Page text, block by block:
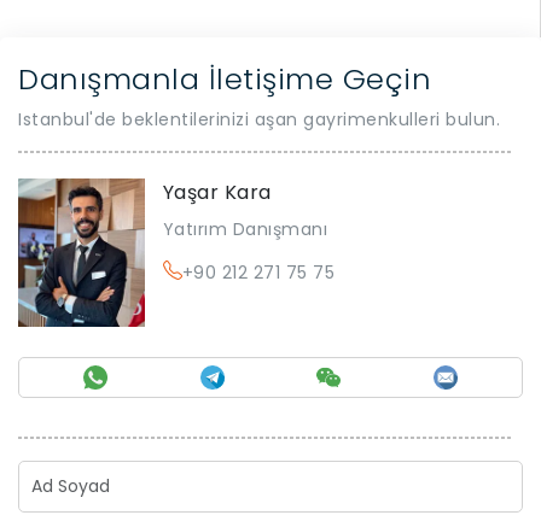
Danışmanla İletişime Geçin
Istanbul'de beklentilerinizi aşan gayrimenkulleri bulun.
Yaşar Kara
Yatırım Danışmanı
+90 212 271 75 75